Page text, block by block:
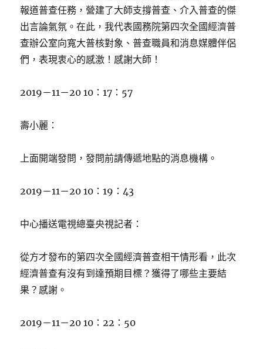
報道普查任務，營建了大師支撐普查、介入普查的傑
出言論氣氛。在此，我代表國務院第四次全國經濟普
查辦公室向寬大普核對象、普查職員和消息媒體伴侶
們，表現衷心的感激！感謝大師！
2019－11－20 10：17：57
壽小麗：
上面開端發問，發問前請傳遞地點的消息機構。
2019－11－20 10：19：43
中心播送電視總臺央視記者：
從方才發布的第四次全國經濟普查相干情形看，此次
經濟普查有沒有到達預期目標？獲得了哪些主要結
果？感謝。
2019－11－20 10：22：50